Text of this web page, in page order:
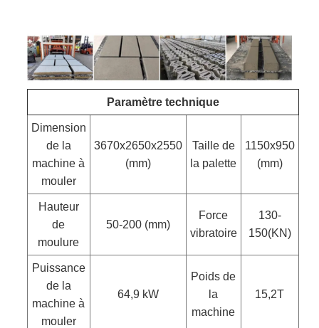
Paramètre technique
Dimension
de la
machine à
mouler
3670x2650x2550
(mm)
Taille de
la palette
1150x950
(mm)
Hauteur
de
moulure
50-200 (mm)
Force
vibratoire
130-
150(KN)
Puissance
de la
machine à
mouler
64,9 kW
Poids de
la
machine
15,2T